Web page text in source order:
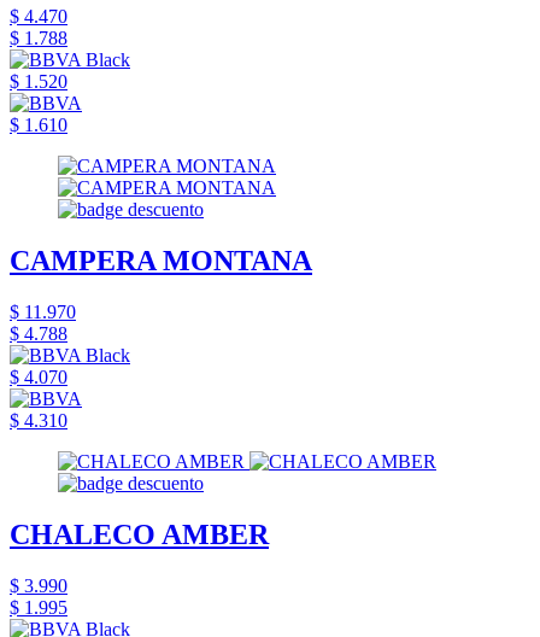
$ 4.470
$ 1.788
$ 1.520
$ 1.610
CAMPERA MONTANA
$ 11.970
$ 4.788
$ 4.070
$ 4.310
CHALECO AMBER
$ 3.990
$ 1.995